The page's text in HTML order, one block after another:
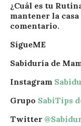
¿Cuál es tu
mantener la
comentario.
SígueME
Sabiduría de
Instagram
Grupo SabiTips
Twitter